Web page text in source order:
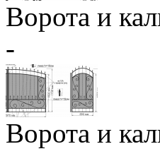
Ворота и
-
Ворота и